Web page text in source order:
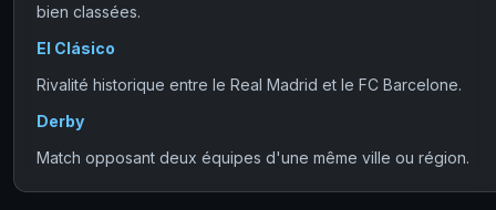
bien classées.
El Clásico
Rivalité historique entre le Real Madrid et le FC Barcelone.
Derby
Match opposant deux équipes d'une même ville ou région.